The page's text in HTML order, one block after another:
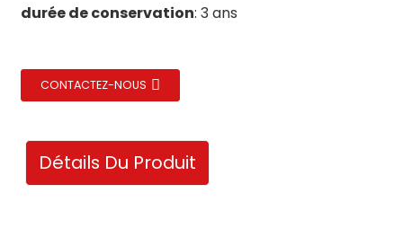
Montmorillonite
durée de conservation: 3 ans
CONTACTEZ-NOUS
Détails Du Produit